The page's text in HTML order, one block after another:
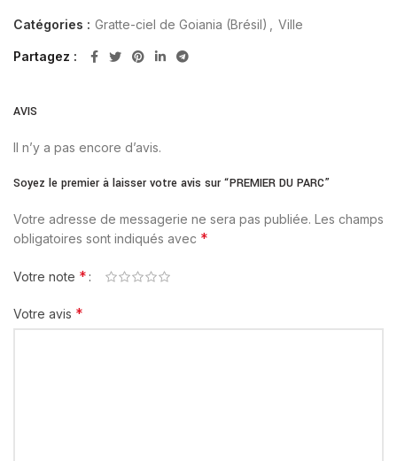
Catégories : Gratte-ciel de Goiania (Brésil) Ville
Partagez
AVIS
Il n’y a pas encore d’avis.
Soyez le premier à laisser votre avis sur “PREMIER DU PARC”
Votre adresse de messagerie ne sera pas publiée. Les champs
obligatoires sont indiqués avec *
Votre note *
Votre avis *